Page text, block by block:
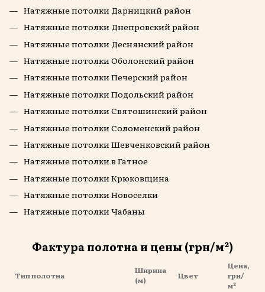
Натяжные потолки Дарницкий район
Натяжные потолки Днепровский район
Натяжные потолки Деснянский район
Натяжные потолки Оболонский район
Натяжные потолки Печерский район
Натяжные потолки Подольский район
Натяжные потолки Святошинский район
Натяжные потолки Соломенский район
Натяжные потолки Шевченковский район
Натяжные потолки в Гатное
Натяжные потолки Крюковщина
Натяжные потолки Новоселки
Натяжные потолки Чабаны
Фактура полотна и цены (грн/м²)
Тип полотна
Ширина
(м)
Цвет
Цена,
грн/
м²